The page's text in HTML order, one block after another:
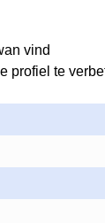
vind
profiel te